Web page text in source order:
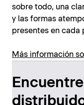
sobre todo, una
y las formas
presentes en cada
Más información